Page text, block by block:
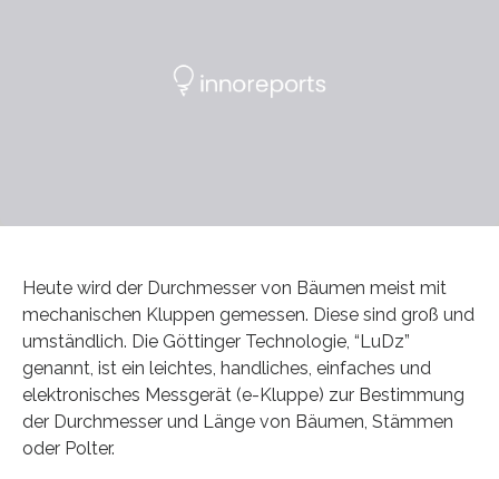
Heute wird der Durchmesser von Bäumen meist mit
mechanischen Kluppen gemessen. Diese sind groß und
umständlich. Die Göttinger Technologie, “LuDz”
genannt, ist ein leichtes, handliches, einfaches und
elektronisches Messgerät (e-Kluppe) zur Bestimmung
der Durchmesser und Länge von Bäumen, Stämmen
oder Polter.